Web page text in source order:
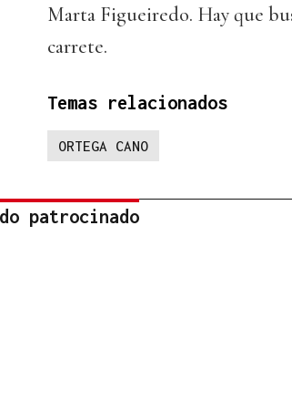
Marta Figueiredo. Hay que
carrete.
Temas relacionados
ORTEGA CANO
patrocinado